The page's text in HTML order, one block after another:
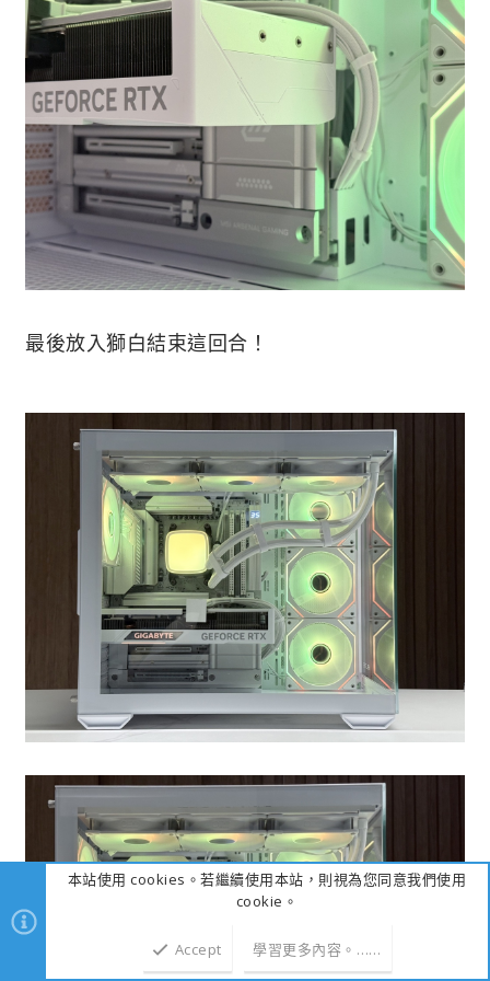
最後放入獅白結束這回合！
本站使用 cookies。若繼續使用本站，則視為您同意我們使用
cookie。
Accept 學習更多內容。……